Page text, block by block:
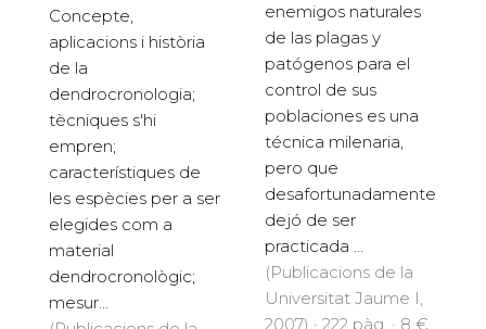
Concepte,
aplicacions i història
de la
dendrocronologia;
tècniques s'hi
empren;
característiques de
les espècies per a ser
elegides com a
material
dendrocronològic;
mesur...
enemigos naturales
de las plagas y
patógenos para el
control de sus
poblaciones es una
técnica milenaria,
pero que
desafortunadamente
dejó de ser
practicada ...
(Publicacions de la
Universitat Jaume I,
2007) · 222 pàg. · 8 €